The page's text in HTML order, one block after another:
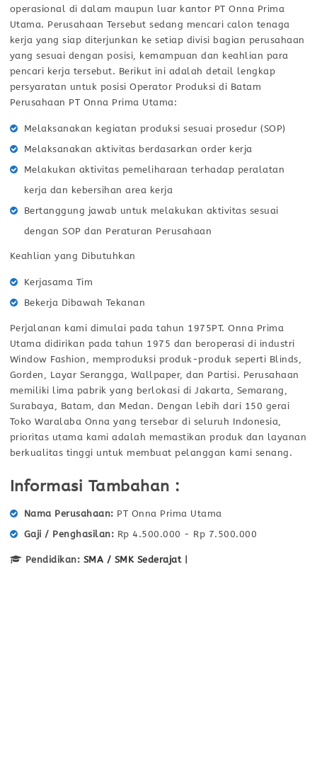
operasional di dalam maupun luar kantor PT Onna Prima
Utama. Perusahaan Tersebut sedang mencari calon tenaga
kerja yang siap diterjunkan ke setiap divisi bagian perusahaan
yang sesuai dengan posisi, kemampuan dan keahlian para
pencari kerja tersebut. Berikut ini adalah detail lengkap
persyaratan untuk posisi Operator Produksi di Batam
Perusahaan PT Onna Prima Utama:
Melaksanakan kegiatan produksi sesuai prosedur (SOP)
Melaksanakan aktivitas berdasarkan order kerja
Melakukan aktivitas pemeliharaan terhadap peralatan
kerja dan kebersihan area kerja
Bertanggung jawab untuk melakukan aktivitas sesuai
dengan SOP dan Peraturan Perusahaan
Keahlian yang Dibutuhkan
Kerjasama Tim
Bekerja Dibawah Tekanan
Perjalanan kami dimulai pada tahun 1975PT. Onna Prima
Utama didirikan pada tahun 1975 dan beroperasi di industri
Window Fashion, memproduksi produk-produk seperti Blinds,
Gorden, Layar Serangga, Wallpaper, dan Partisi. Perusahaan
memiliki lima pabrik yang berlokasi di Jakarta, Semarang,
Surabaya, Batam, dan Medan. Dengan lebih dari 150 gerai
Toko Waralaba Onna yang tersebar di seluruh Indonesia,
prioritas utama kami adalah memastikan produk dan layanan
berkualitas tinggi untuk membuat pelanggan kami senang.
Informasi Tambahan :
Nama Perusahaan
PT Onna Prima Utama
Gaji / Penghasilan
Rp 4.500.000 - Rp 7.500.000
Pendidikan: SMA / SMK Sederajat|